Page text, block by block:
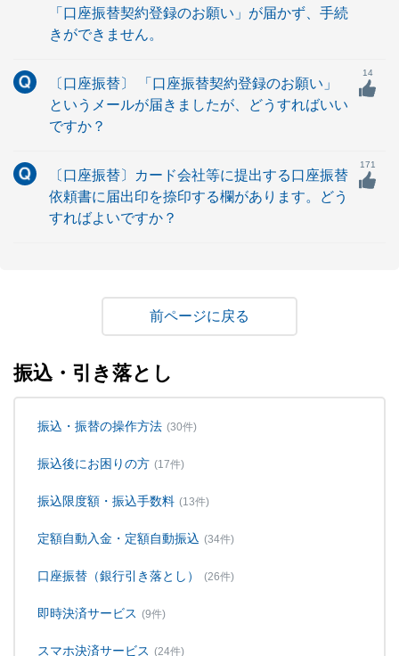
「口座振替契約登録のお願い」が届かず、手続
きができません。
〔口座振替〕 「口座振替契約登録のお願い」
というメールが届きましたが、どうすればいい
ですか？
14
〔口座振替〕カード会社等に提出する口座振替
依頼書に届出印を捺印する欄があります。どう
すればよいですか？
171
戻る
振込・引き落とし
振込・振替の操作方法 (30件)
振込後にお困りの方 (17件)
振込限度額・振込手数料 (13件)
定額自動入金・定額自動振込 (34件)
口座振替（銀行引き落とし） (26件)
即時決済サービス (9件)
スマホ決済サービス (24件)